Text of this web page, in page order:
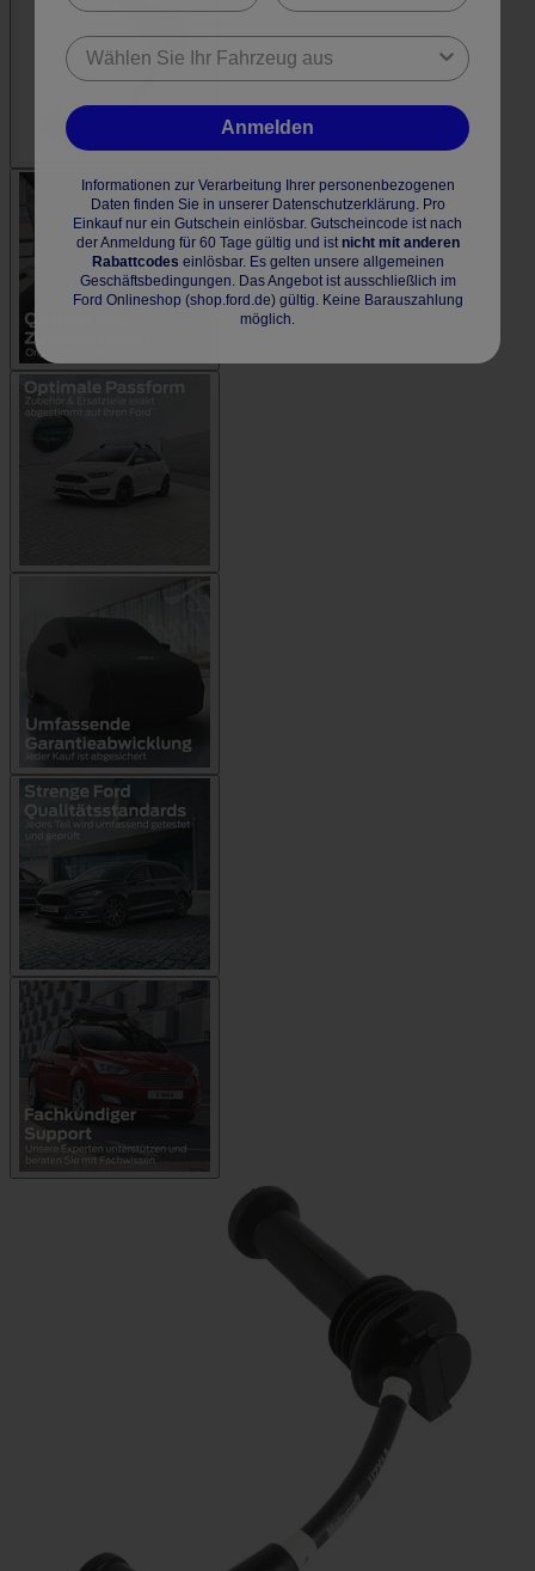
Anmelden
Informationen zur Verarbeitung Ihrer personenbezogenen
Daten finden Sie in unserer Datenschutzerklärung. Pro
Einkauf nur ein Gutschein einlösbar. Gutscheincode ist nach
der Anmeldung für 60 Tage gültig und ist nicht mit anderen
Rabattcodes einlösbar. Es gelten unsere allgemeinen
Geschäftsbedingungen. Das Angebot ist ausschließlich im
Ford Onlineshop (shop.ford.de) gültig. Keine Barauszahlung
möglich.